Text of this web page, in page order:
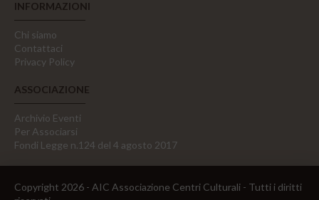
INFORMAZIONI
Chi siamo
Contattaci
Privacy Policy
ASSOCIAZIONE
Archivio Eventi
Per Associarsi
Fondi Legge n.124 del 4 agosto 2017
Copyright 2026 - AIC Associazione Centri Culturali - Tutti i diritti